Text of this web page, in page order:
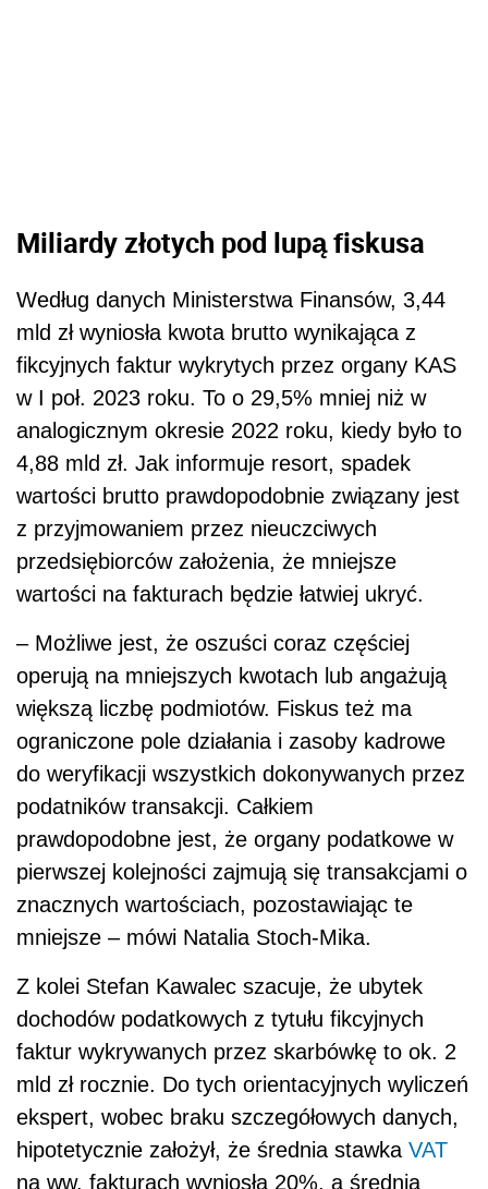
Miliardy złotych pod lupą fiskusa
Według danych Ministerstwa Finansów, 3,44
mld zł wyniosła kwota brutto wynikająca z
fikcyjnych faktur wykrytych przez organy KAS
w I poł. 2023 roku. To o 29,5% mniej niż w
analogicznym okresie 2022 roku, kiedy było to
4,88 mld zł. Jak informuje resort, spadek
wartości brutto prawdopodobnie związany jest
z przyjmowaniem przez nieuczciwych
przedsiębiorców założenia, że mniejsze
wartości na fakturach będzie łatwiej ukryć.
– Możliwe jest, że oszuści coraz częściej
operują na mniejszych kwotach lub angażują
większą liczbę podmiotów. Fiskus też ma
ograniczone pole działania i zasoby kadrowe
do weryfikacji wszystkich dokonywanych przez
podatników transakcji. Całkiem
prawdopodobne jest, że organy podatkowe w
pierwszej kolejności zajmują się transakcjami o
znacznych wartościach, pozostawiając te
mniejsze – mówi Natalia Stoch-Mika.
Z kolei Stefan Kawalec szacuje, że ubytek
dochodów podatkowych z tytułu fikcyjnych
faktur wykrywanych przez skarbówkę to ok. 2
mld zł rocznie. Do tych orientacyjnych wyliczeń
ekspert, wobec braku szczegółowych danych,
hipotetycznie założył, że średnia stawka VAT
na ww. fakturach wyniosła 20%, a średnia